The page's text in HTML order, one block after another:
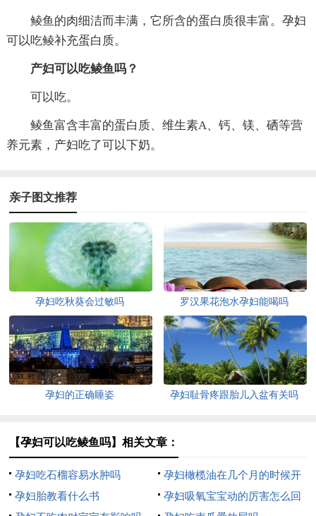
鲮鱼的肉细洁而丰满，它所含的蛋白质很丰富。孕妇
可以吃鲮补充蛋白质。
产妇可以吃鲮鱼吗？
可以吃。
鲮鱼富含丰富的蛋白质、维生素A、钙、镁、硒等营
养元素，产妇吃了可以下奶。
亲子图文推荐
孕妇吃秋葵会过敏吗 罗汉果花泡水孕妇能喝吗
孕妇的正确睡姿 孕妇耻骨疼跟胎儿入盆有关吗
【孕妇可以吃鲮鱼吗】相关文章：
孕妇吃石榴容易水肿吗
孕妇橄榄油在几个月的时候开
始用
孕妇胎教看什么书
孕妇吸氧宝宝动的厉害怎么回